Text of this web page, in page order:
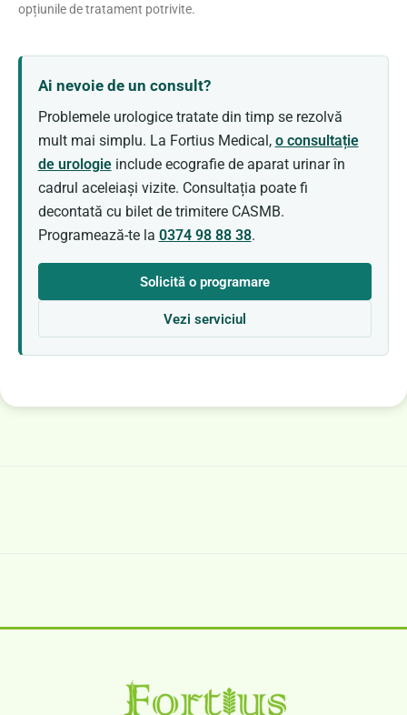
opțiunile de tratament potrivite.
Ai nevoie de un consult?
Problemele urologice tratate din timp se rezolvă
mult mai simplu. La Fortius Medical, o consultație
de urologieinclude ecografie de aparat urinar în
cadrul aceleiași vizite. Consultația poate fi
decontată cu bilet de trimitere CASMB.
Programează-te la 0374 98 88 38.
Solicită o programare
Vezi serviciul